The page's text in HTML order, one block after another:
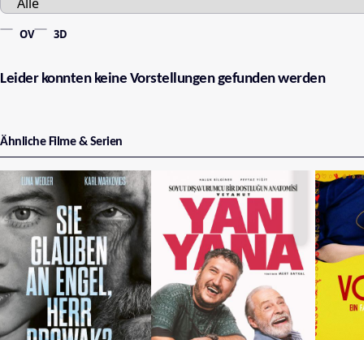
OV 3D
Leider konnten keine Vorstellungen gefunden werden
Ähnliche Filme & Serien